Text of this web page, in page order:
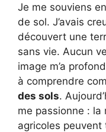
Je me souviens
de sol. J’avais
découvert une
sans vie. Aucun
image m’a
à comprendre
des sols.
me passionne : la
agricoles